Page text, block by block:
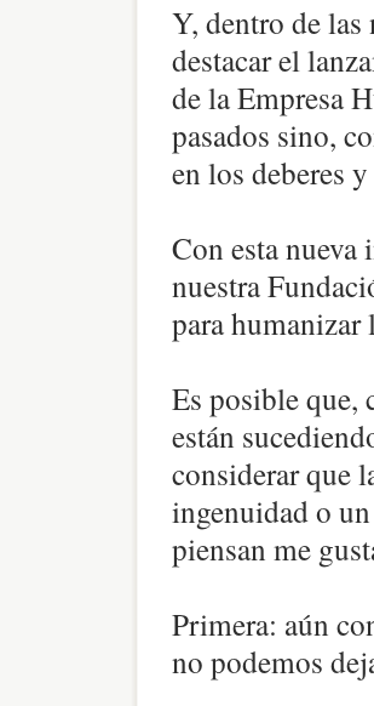
Y, dentro de las
destacar el
de la Empresa
pasados sino,
en los deberes
Con esta
nuestra
para humanizar
Es posible que,
están
considerar que
ingenuidad o
piensan me
Primera: aún
no podemos